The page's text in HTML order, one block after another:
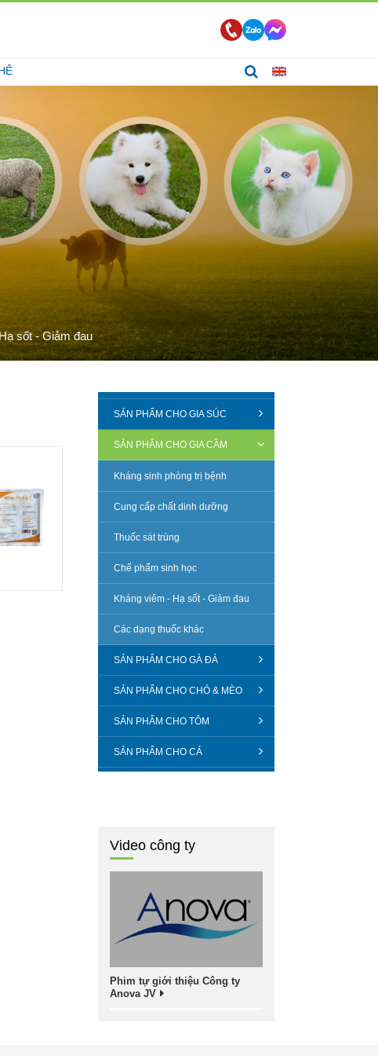
sốt - Giảm đau
SẢN PHẨM CHO GIA SÚC
SẢN PHẨM CHO GIA CẦM
Kháng sinh phòng trị bệnh
Cung cấp chất dinh dưỡng
Thuốc sát trùng
Chế phẩm sinh học
Kháng viêm - Hạ sốt - Giảm đau
Các dạng thuốc khác
SẢN PHẨM CHO GÀ ĐÁ
SẢN PHẨM CHO CHÓ & MÈO
SẢN PHẨM CHO TÔM
SẢN PHẨM CHO CÁ
Video công ty
Phim tự giới thiệu Công ty
Anova JV